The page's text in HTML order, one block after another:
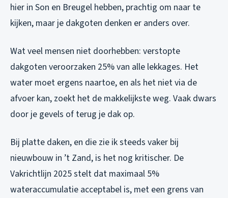
hier in Son en Breugel hebben, prachtig om naar te
kijken, maar je dakgoten denken er anders over.
Wat veel mensen niet doorhebben: verstopte
dakgoten veroorzaken 25% van alle lekkages. Het
water moet ergens naartoe, en als het niet via de
afvoer kan, zoekt het de makkelijkste weg. Vaak dwars
door je gevels of terug je dak op.
Bij platte daken, en die zie ik steeds vaker bij
nieuwbouw in ’t Zand, is het nog kritischer. De
Vakrichtlijn 2025 stelt dat maximaal 5%
wateraccumulatie acceptabel is, met een grens van